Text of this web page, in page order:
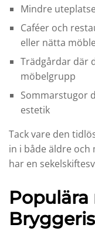
Mindre
Caféer och
eller nätta
Trädgårdar där
möbelgrupp
Sommarstugor
estetik
Tack vare den
in i både äldre
har en